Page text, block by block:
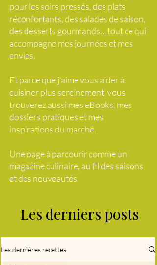
pour les soirs pressés, des plats
réconfortants, des salades de saison,
des desserts gourmands… tout ce qui
accompagne mes journées et mes
envies.
Et parce que j’aime vous aider à
cuisiner plus sereinement, vous
trouverez aussi mes eBooks, mes
dossiers pratiques et mes
inspirations du marché.
Une page à parcourir comme un
magazine culinaire, au fil des saisons
et des nouveautés.
Les derniers posts
Les dernières recettes